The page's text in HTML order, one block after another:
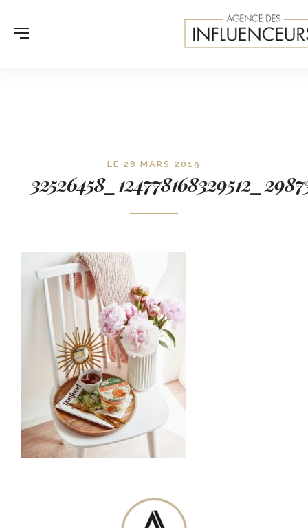
LE 28 MARS 2019